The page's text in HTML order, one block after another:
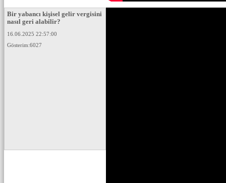
Bir yabancı kişisel gelir vergisini
nasıl geri alabilir?
16.06.2025 22:57:00
Gösterim:6027